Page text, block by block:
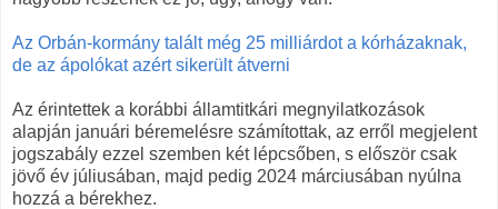
Az Orbán-kormány talált még 25 milliárdot a kórházaknak,
de az ápolókat azért sikerült átverni
Az érintettek a korábbi államtitkári megnyilatkozások
alapján januári béremelésre számítottak, az erről megjelent
jogszabály ezzel szemben két lépcsőben, s először csak
jövő év júliusában, majd pedig 2024 márciusában nyúlna
hozzá a bérekhez.